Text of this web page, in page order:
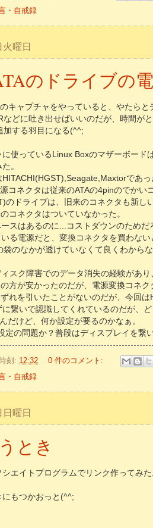
・自戒録
曜日
のドライブの
キャプチャをやっていると、やたらと
どに吐き出せばいいのだが、時間がと
加する羽目になる(^^;
使っているLinux Boxのマザーボード
。
であっ
コネクタは従来のATAの4pinのでかい
のドライブは、旧来のコネクタも新し
コネクタはついていなかった。
スはあるのに...コストダウンのためだ
る電源だと、変換コネクタを買わない
袋のなかが透けていなくて良くわから
スク障害でのデータ消失の経験があ
方が安かったのだが、電源変換コネク
れを引いたことがないのだが、今回は
繋いで認識してくれているのだが、
だけど、何か設定が要るのかなぁ。
定の問題か？普段はディスプレイを繋
時刻: 12:32
0 件のコメント:
・自戒録
曜日
とき
エイトプログラムでリンク作ってみた
にもつかおっと(^^;